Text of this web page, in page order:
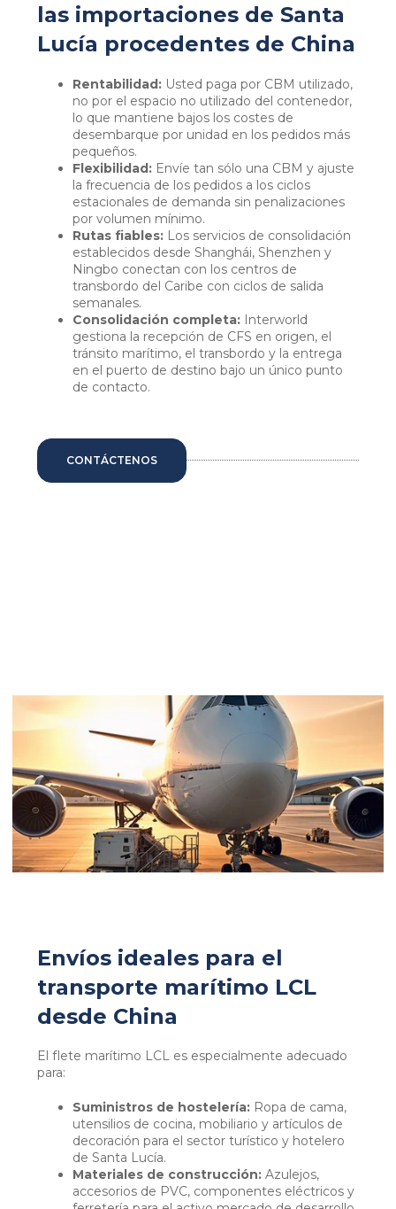
las importaciones de Santa
Lucía procedentes de China
Rentabilidad: Usted paga por CBM utilizado,
no por el espacio no utilizado del contenedor,
lo que mantiene bajos los costes de
desembarque por unidad en los pedidos más
pequeños.
Flexibilidad: Envíe tan sólo una CBM y ajuste
la frecuencia de los pedidos a los ciclos
estacionales de demanda sin penalizaciones
por volumen mínimo.
Rutas fiables: Los servicios de consolidación
establecidos desde Shanghái, Shenzhen y
Ningbo conectan con los centros de
transbordo del Caribe con ciclos de salida
semanales.
Consolidación completa: Interworld
gestiona la recepción de CFS en origen, el
tránsito marítimo, el transbordo y la entrega
en el puerto de destino bajo un único punto
de contacto.
CONTÁCTENOS
Envíos ideales para el
transporte marítimo LCL
desde China
El flete marítimo LCL es especialmente adecuado
para:
Suministros de hostelería: Ropa de cama,
utensilios de cocina, mobiliario y artículos de
decoración para el sector turístico y hotelero
de Santa Lucía.
Materiales de construcción: Azulejos,
accesorios de PVC, componentes eléctricos y